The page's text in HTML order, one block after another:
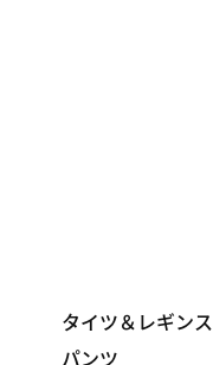
タイツ＆レギンス
パンツ